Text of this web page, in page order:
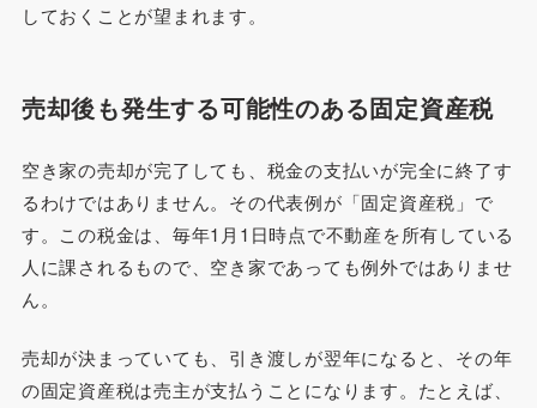
しておくことが望まれます。
売却後も発生する可能性のある固定資産税
空き家の売却が完了しても、税金の支払いが完全に終了す
るわけではありません。その代表例が「固定資産税」で
す。この税金は、毎年1月1日時点で不動産を所有している
人に課されるもので、空き家であっても例外ではありませ
ん。
売却が決まっていても、引き渡しが翌年になると、その年
の固定資産税は売主が支払うことになります。たとえば、